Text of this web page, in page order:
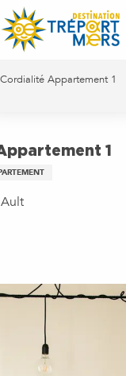
Appartement 1
1
aux favoris